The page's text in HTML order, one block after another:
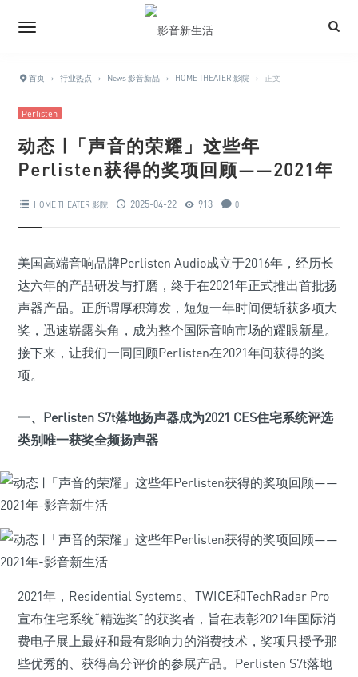
首页 › 行业热点 › News 影音新品 › HOME THEATER 影院 › 正文
Perlisten
动态 |「声音的荣耀」这些年
Perlisten获得的奖项回顾——2021年
HOME THEATER 影院 2025-04-22 913 0
美国高端音响品牌Perlisten Audio成立于2016年，经历长
达六年的产品研发与打磨，终于在2021年正式推出首批扬
声器产品。正所谓厚积薄发，短短一年时间便斩获多项大
奖，迅速崭露头角，成为整个国际音响市场的耀眼新星。
接下来，让我们一同回顾Perlisten在2021年间获得的奖
项。
一、Perlisten S7t落地扬声器成为2021 CES住宅系统评选
类别唯一获奖全频扬声器
2021年，Residential Systems、TWICE和TechRadar Pro
宣布住宅系统“精选奖”的获奖者，旨在表彰2021年国际消
费电子展上最好和最有影响力的消费技术，奖项只授予那
些优秀的、获得高分评价的参展产品。Perlisten S7t落地